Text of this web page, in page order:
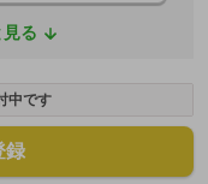
る
中です
録